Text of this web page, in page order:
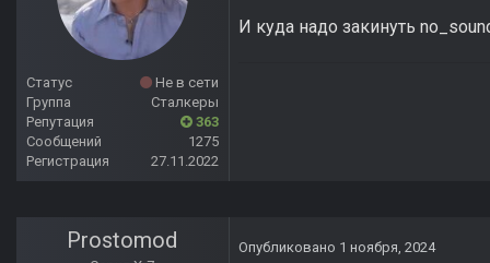
Статус
Не в сети
Группа
Сталкеры
Репутация
363
Сообщений
1275
Регистрация
27.11.2022
И куда надо закинуть
Prostomod Опубликовано 1 ноября, 2024